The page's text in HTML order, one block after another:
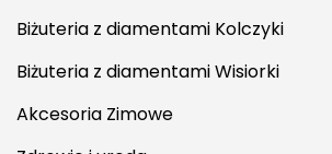
Biżuteria z diamentami Kolczyki
Biżuteria z diamentami Wisiorki
Akcesoria Zimowe